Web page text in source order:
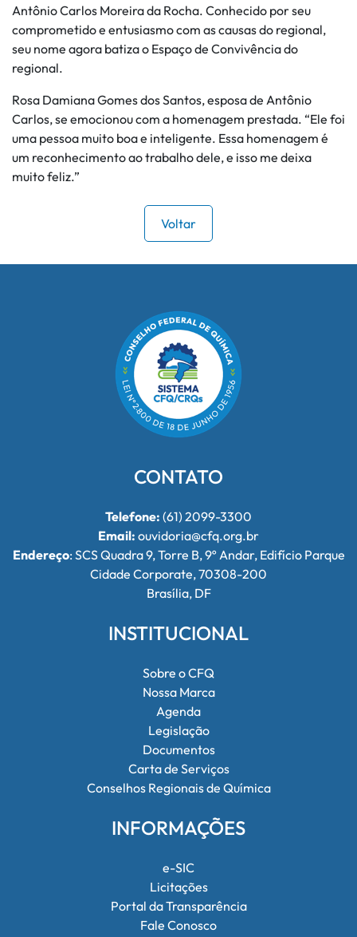
Antônio Carlos Moreira da Rocha. Conhecido por seu
comprometido e entusiasmo com as causas do regional,
seu nome agora batiza o Espaço de Convivência do
regional.
Rosa Damiana Gomes dos Santos, esposa de Antônio
Carlos, se emocionou com a homenagem prestada. “Ele foi
uma pessoa muito boa e inteligente. Essa homenagem é
um reconhecimento ao trabalho dele, e isso me deixa
muito feliz.”
Voltar
CONTATO
Telefone: (61) 2099-3300
Email: ouvidoria@cfq.org.br
Endereço: SCS Quadra 9, Torre B, 9º Andar, Edifício Parque
Cidade Corporate, 70308-200
Brasília, DF
INSTITUCIONAL
Sobre o CFQ
Nossa Marca
Agenda
Legislação
Documentos
Carta de Serviços
Conselhos Regionais de Química
INFORMAÇÕES
e-SIC
Licitações
Portal da Transparência
Fale Conosco